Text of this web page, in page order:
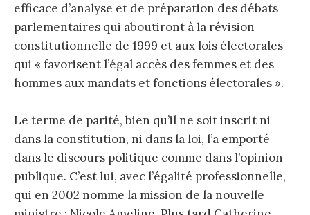
efficace d’analyse et de préparation des débats
parlementaires qui aboutiront à la révision
constitutionnelle de 1999 et aux lois électorales
qui « favorisent l’égal accès des femmes et des
hommes aux mandats et fonctions électorales ».
Le terme de parité, bien qu’il ne soit inscrit ni
dans la constitution, ni dans la loi, l’a emporté
dans le discours politique comme dans l’opinion
publique. C’est lui, avec l’égalité professionnelle,
qui en 2002 nomme la mission de la nouvelle